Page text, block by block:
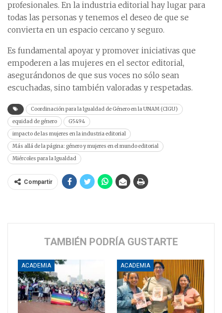
profesionales. En la industria editorial hay lugar para
todas las personas y tenemos el deseo de que se
convierta en un espacio cercano y seguro.
Es fundamental apoyar y promover iniciativas que
empoderen a las mujeres en el sector editorial,
asegurándonos de que sus voces no sólo sean
escuchadas, sino también valoradas y respetadas.
Coordinación para la Igualdad de Género en la UNAM (CIGU)
equidad de género
G5494
impacto de las mujeres en la industria editorial
Más allá de la página: género y mujeres en el mundo editorial
Miércoles para la Igualdad
Compartir
TAMBIÉN PODRÍA GUSTARTE
ACADEMIA ACADEMIA